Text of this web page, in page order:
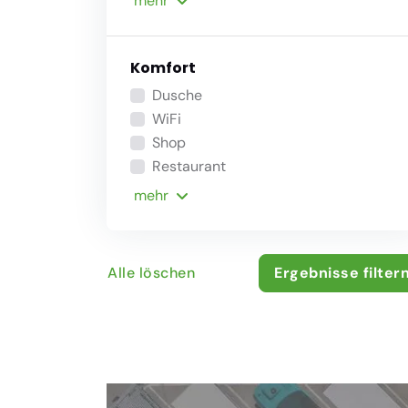
Komfort
Dusche
WiFi
Shop
Restaurant
mehr
Alle löschen Ergebnisse